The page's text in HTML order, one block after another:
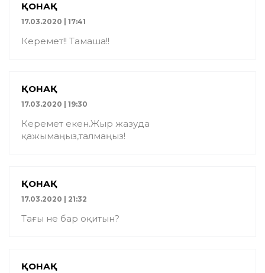
ҚОНАҚ
17.03.2020 | 17:41
Керемет!! Тамаша!!
ҚОНАҚ
17.03.2020 | 19:30
Керемет екен.Жыр жазуда
қажымаңыз,талмаңыз!
ҚОНАҚ
17.03.2020 | 21:32
Тағы не бар оқитын?
ҚОНАҚ